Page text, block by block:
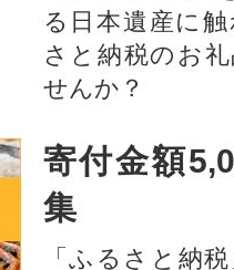
る日本遺産に
さと納税のお
せんか？​​​
寄付金額
集
「ふるさと納